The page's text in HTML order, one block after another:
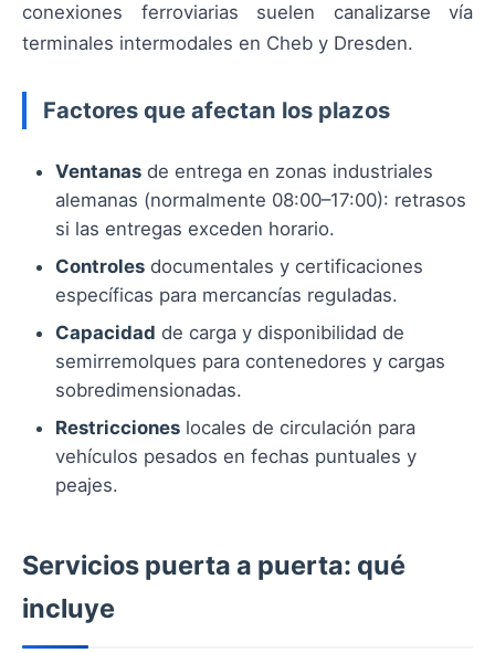
conexiones ferroviarias suelen canalizarse vía
terminales intermodales en Cheb y Dresden.
Factores que afectan los plazos
Ventanas de entrega en zonas industriales
alemanas (normalmente 08:00–17:00): retrasos
si las entregas exceden horario.
Controles documentales y certificaciones
específicas para mercancías reguladas.
Capacidad de carga y disponibilidad de
semirremolques para contenedores y cargas
sobredimensionadas.
Restricciones locales de circulación para
vehículos pesados en fechas puntuales y
peajes.
Servicios puerta a puerta: qué
incluye